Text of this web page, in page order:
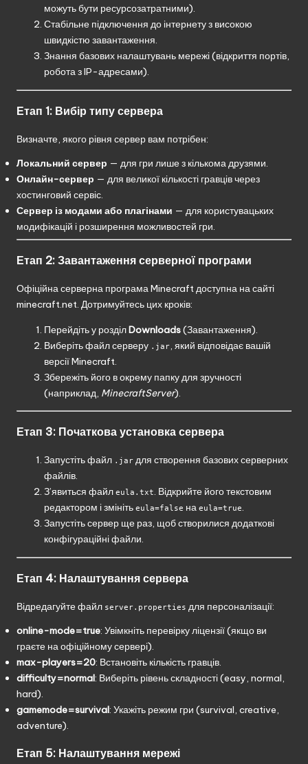
можуть бути ресурсозатратними).
Стабільне підключення до інтернету з високою
швидкістю завантаження.
Знання базових налаштувань мережі (відкриття портів,
робота з IP-адресами).
Етап 1: Вибір типу сервера
Визначте, якого рівня сервер вам потрібен:
Локальний сервер — для гри лише з кількома друзями.
Онлайн-сервер — для великої кількості гравців через
хостинговий сервіс.
Сервер із модами або плагінами — для користувацьких
модифікацій і розширення можливостей гри.
Етап 2: Завантаження серверної програми
Офіційна серверна програма Minecraft доступна на сайті
minecraft.net. Дотримуйтесь цих кроків:
Перейдіть у розділDownloads(Завантаження).
Виберіть файл серверу .jar, який відповідає вашій
версії Minecraft.
Збережіть його в окрему папку для зручності
(наприклад, MinecraftServer).
Етап 3: Початкова установка сервера
Запустіть файл .jar для створення базових серверних
файлів.
З’явиться файл eula.txt. Відкрийте його текстовим
редактором і змініть eula=false на eula=true.
Запустіть сервер ще раз, щоб створилися додаткові
конфігураційні файли.
Етап 4: Налаштування сервера
Відредагуйте файл server.properties для персоналізації:
online-mode=true: Увімкніть перевірку ліцензії (якщо ви
граєте на офіційному сервері).
max-players=20: Встановіть кількість гравців.
difficulty=normal: Виберіть рівень складності (easy, normal,
hard).
gamemode=survival: Укажіть режим гри (survival, creative,
adventure).
Етап 5: Налаштування мережі